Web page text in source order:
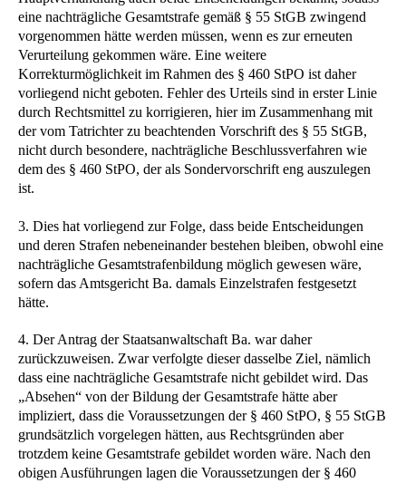
eine nachträgliche Gesamtstrafe gemäß § 55 StGB zwingend
vorgenommen hätte werden müssen, wenn es zur erneuten
Verurteilung gekommen wäre. Eine weitere
Korrekturmöglichkeit im Rahmen des § 460 StPO ist daher
vorliegend nicht geboten. Fehler des Urteils sind in erster Linie
durch Rechtsmittel zu korrigieren, hier im Zusammenhang mit
der vom Tatrichter zu beachtenden Vorschrift des § 55 StGB,
nicht durch besondere, nachträgliche Beschlussverfahren wie
dem des § 460 StPO, der als Sondervorschrift eng auszulegen
ist.
3. Dies hat vorliegend zur Folge, dass beide Entscheidungen
und deren Strafen nebeneinander bestehen bleiben, obwohl eine
nachträgliche Gesamtstrafenbildung möglich gewesen wäre,
sofern das Amtsgericht Ba. damals Einzelstrafen festgesetzt
hätte.
4. Der Antrag der Staatsanwaltschaft Ba. war daher
zurückzuweisen. Zwar verfolgte dieser dasselbe Ziel, nämlich
dass eine nachträgliche Gesamtstrafe nicht gebildet wird. Das
„Absehen“ von der Bildung der Gesamtstrafe hätte aber
impliziert, dass die Voraussetzungen der § 460 StPO, § 55 StGB
grundsätzlich vorgelegen hätten, aus Rechtsgründen aber
trotzdem keine Gesamtstrafe gebildet worden wäre. Nach den
obigen Ausführungen lagen die Voraussetzungen der § 460